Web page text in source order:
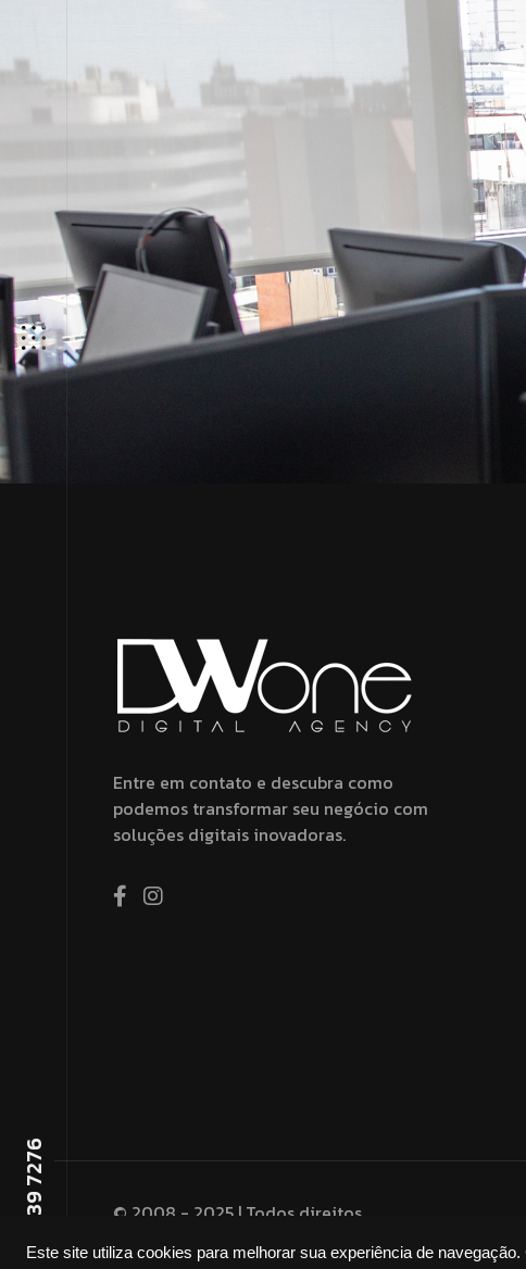
Este site utiliza cookies para melhorar sua experiência de navegação.
(14) 99739 7276
Entre em contato e descubra como
podemos transformar seu negócio com
soluções digitais inovadoras.
© 2008 - 2025 | Todos direitos